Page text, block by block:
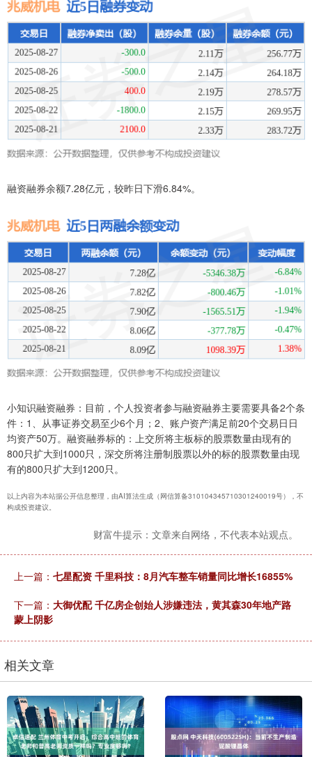
融资融券余额7.28亿元，较昨日下滑6.84%。
小知识融资融券：目前，个人投资者参与融资融券主要需要具备2个条
件：1、从事证券交易至少6个月；2、账户资产满足前20个交易日日
均资产50万。融资融券标的：上交所将主板标的股票数量由现有的
800只扩大到1000只，深交所将注册制股票以外的标的股票数量由现
有的800只扩大到1200只。
以上内容为本站据公开信息整理，由AI算法生成（网信算备310104345710301240019号），不
构成投资建议。
财富牛提示：文章来自网络，不代表本站观点。
上一篇： 七星配资 千里科技：8月汽车整车销量同比增长16855%
下一篇： 大御优配 千亿房企创始人涉嫌违法，黄其森30年地产路
蒙上阴影
相关文章